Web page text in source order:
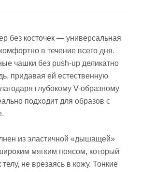
без косточек — универсальная
в течение всего дня.
чашки без push-up деликатно
придавая ей естественную
глубокому V-образному
подходит для образов с
из эластичной «дышащей»
мягким поясом, который
телу, не врезаясь в кожу. Тонкие